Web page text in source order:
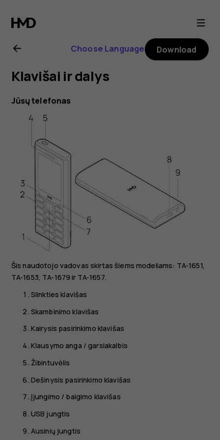
HMD
105
4G
user
guide
Choose Language Download
Klavišai ir dalys
Jūsų telefonas
Šis naudotojo vadovas skirtas šiems modeliams: TA-1651,
TA-1653, TA-1679 ir TA-1657.
Slinkties klavišas
Skambinimo klavišas
Kairysis pasirinkimo klavišas
Klausymo anga / garsiakalbis
Žibintuvėlis
Dešinysis pasirinkimo klavišas
Įjungimo / baigimo klavišas
USB jungtis
Ausinių jungtis